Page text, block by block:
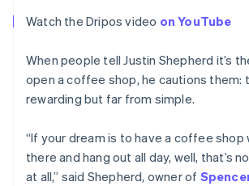
ดูสิ่งที่กำลังจะมาถึง
การป้องกันการฉ้อโกง
Atlas
การก่อตั้งบริษัทสตาร์ทอัพ
การขจัดคาร์บอน
ระบบนิเวศ
พาร์ทเนอร์
Stripe App Marketplace
Watch the Dripos video on YouTube
When people tell Justin Shepherd it’s
open a coffee shop, he cautions them:
rewarding but far from simple.
“If your dream is to have a coffee shop
there and hang out all day, well, that’s
at all,” said Shepherd, owner of